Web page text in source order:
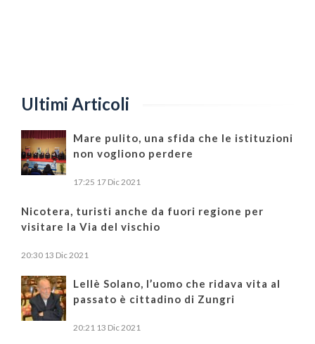
Ultimi Articoli
Mare pulito, una sfida che le istituzioni
non vogliono perdere
17:25 17 Dic 2021
Nicotera, turisti anche da fuori regione per
visitare la Via del vischio
20:30 13 Dic 2021
Lellè Solano, l’uomo che ridava vita al
passato è cittadino di Zungri
20:21 13 Dic 2021